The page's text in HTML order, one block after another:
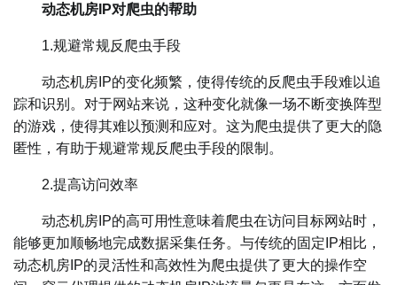
动态机房IP对爬虫的帮助
1.规避常规反爬虫手段
动态机房IP的变化频繁，使得传统的反爬虫手段难以追
踪和识别。对于网站来说，这种变化就像一场不断变换阵型
的游戏，使得其难以预测和应对。这为爬虫提供了更大的隐
匿性，有助于规避常规反爬虫手段的限制。
2.提高访问效率
动态机房IP的高可用性意味着爬虫在访问目标网站时，
能够更加顺畅地完成数据采集任务。与传统的固定IP相比，
动态机房IP的灵活性和高效性为爬虫提供了更大的操作空